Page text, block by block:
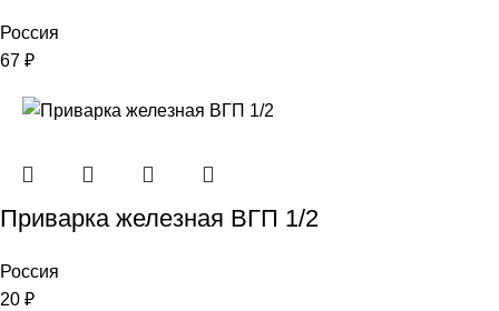
Россия
67 ₽
Приварка железная ВГП 1/2
Россия
20 ₽